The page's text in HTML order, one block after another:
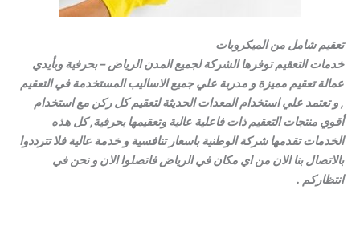
تعقيم شامل من الميكروبات
خدمات التعقيم توفرها الشركة لجميع المدن الرياض – بحرفية وبأيدي
عمالة تعقيم مميزة و مدربة علي جميع الاساليب المستخدمة في التعقيم
, و تعتمد علي استخدام المعدات الحديثة لتعقيم كل ركن مع استخدام
أقوي منتجات التعقيم ذات فاعلية عالية وتعقيمها بحرفية, كل هذه
الخدمات تقدمها شركة الوطنية باسعار تنافسية و خدمة عالية فلا تترددوا
بالاتصال بنا الان من اي مكان في الرياض فاتصلوا الان و نحن في
انتظاركم .